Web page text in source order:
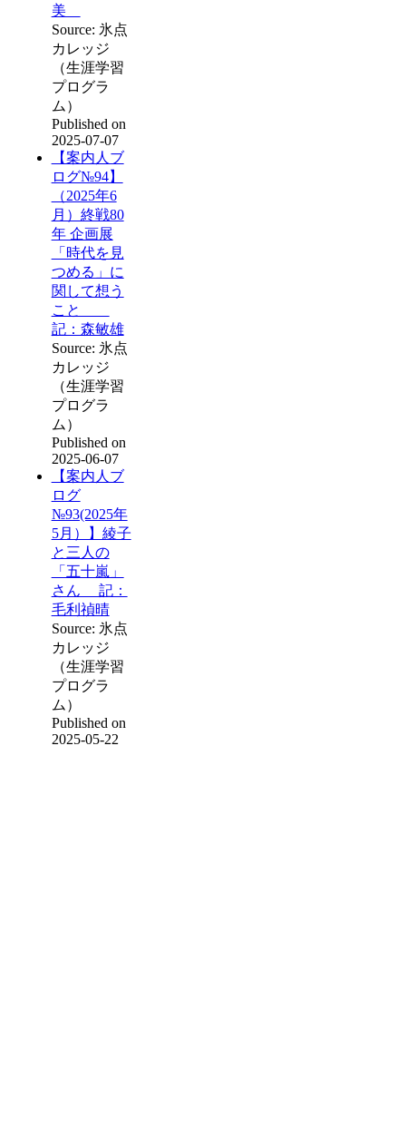
美
Source: 氷点
カレッジ
（生涯学習
プログラ
ム）
Published on
2025-07-07
【案内人ブ
ログ№94】
（2025年6
月）終戦80
年 企画展
「時代を見
つめる」に
関して想う
こと
記：森敏雄
Source: 氷点
カレッジ
（生涯学習
プログラ
ム）
Published on
2025-06-07
【案内人ブ
ログ
№93(2025年
5月）】綾子
と三人の
「五十嵐」
さん 記：
毛利禎晴
Source: 氷点
カレッジ
（生涯学習
プログラ
ム）
Published on
2025-05-22